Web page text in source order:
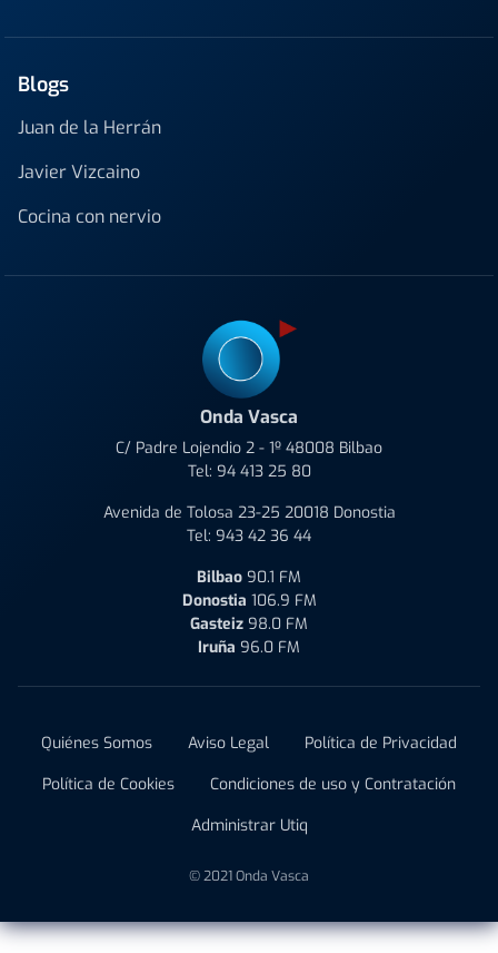
Blogs
Juan de la Herrán
Javier Vizcaino
Cocina con nervio
Onda Vasca
C/ Padre Lojendio 2 - 1º 48008 Bilbao
Tel: 94 413 25 80
Avenida de Tolosa 23-25 20018 Donostia
Tel: 943 42 36 44
Bilbao 90.1 FM
Donostia 106.9 FM
Gasteiz 98.0 FM
Iruña 96.0 FM
Quiénes Somos Aviso Legal
Política de Privacidad
Política de Cookies
Condiciones de uso y Contratación
Administrar Utiq
© 2021 Onda Vasca